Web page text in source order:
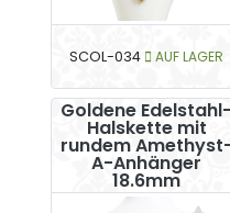
SCOL-034 AUF LAGER
Goldene Edelstahl-
Halskette mit
rundem
A-Anhänger
18.6mm